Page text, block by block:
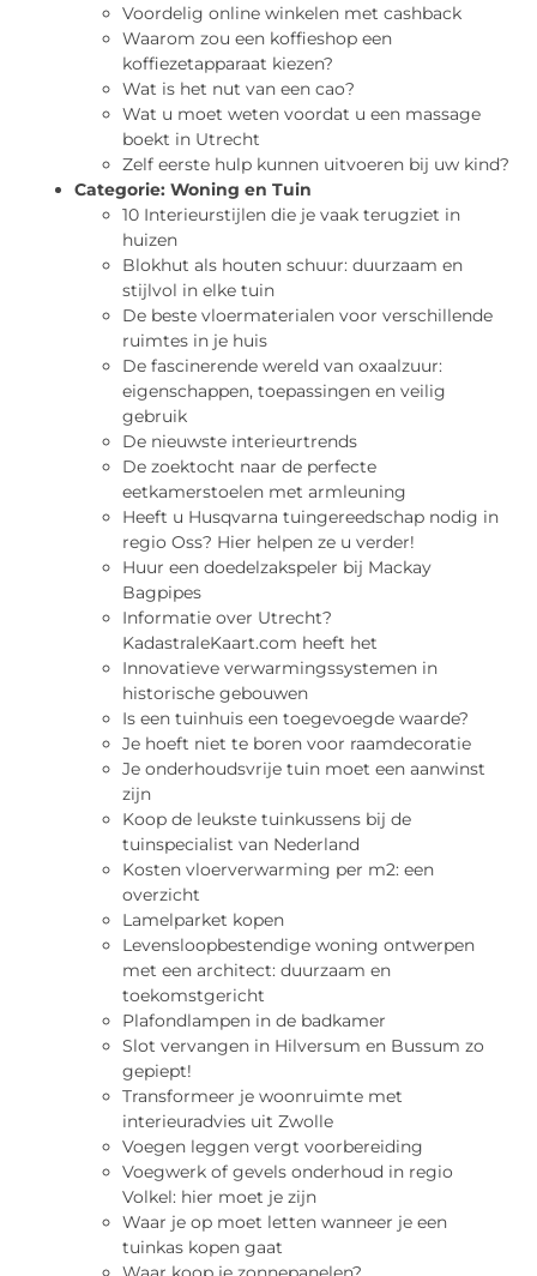
Voordelig online winkelen met cashback
Waarom zou een koffieshop een
koffiezetapparaat kiezen?
Wat is het nut van een cao?
Wat u moet weten voordat u een massage
boekt in Utrecht
Zelf eerste hulp kunnen uitvoeren bij uw kind?
Categorie: Woning en Tuin
10 Interieurstijlen die je vaak terugziet in
huizen
Blokhut als houten schuur: duurzaam en
stijlvol in elke tuin
De beste vloermaterialen voor verschillende
ruimtes in je huis
De fascinerende wereld van oxaalzuur:
eigenschappen, toepassingen en veilig
gebruik
De nieuwste interieurtrends
De zoektocht naar de perfecte
eetkamerstoelen met armleuning
Heeft u Husqvarna tuingereedschap nodig in
regio Oss? Hier helpen ze u verder!
Huur een doedelzakspeler bij Mackay
Bagpipes
Informatie over Utrecht?
KadastraleKaart.com heeft het
Innovatieve verwarmingssystemen in
historische gebouwen
Is een tuinhuis een toegevoegde waarde?
Je hoeft niet te boren voor raamdecoratie
Je onderhoudsvrije tuin moet een aanwinst
zijn
Koop de leukste tuinkussens bij de
tuinspecialist van Nederland
Kosten vloerverwarming per m2: een
overzicht
Lamelparket kopen
Levensloopbestendige woning ontwerpen
met een architect: duurzaam en
toekomstgericht
Plafondlampen in de badkamer
Slot vervangen in Hilversum en Bussum zo
gepiept!
Transformeer je woonruimte met
interieuradvies uit Zwolle
Voegen leggen vergt voorbereiding
Voegwerk of gevels onderhoud in regio
Volkel: hier moet je zijn
Waar je op moet letten wanneer je een
tuinkas kopen gaat